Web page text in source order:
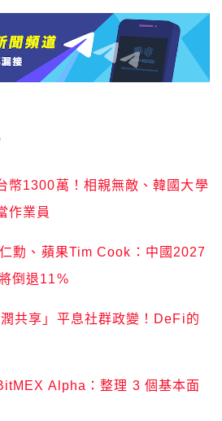
幣1300萬！相親無敵、韓國大學
作業員
勳、蘋果Tim Cook：中國2027
倒退11%
共享」平息社群政變！DeFi的
Alpha：整理 3 個基本面